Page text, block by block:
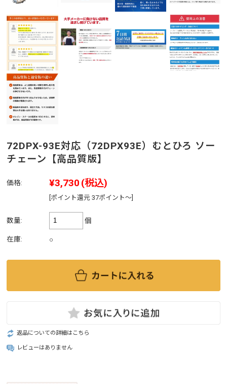
72DPX-93E対応（72DPX93E）むとひろ ソー
チェーン【高品質版】
価格: ¥3,730 (税込)
[ポイント還元 37ポイント～]
数量: 個
在庫: ○
返品についての詳細はこちら
レビューはありません